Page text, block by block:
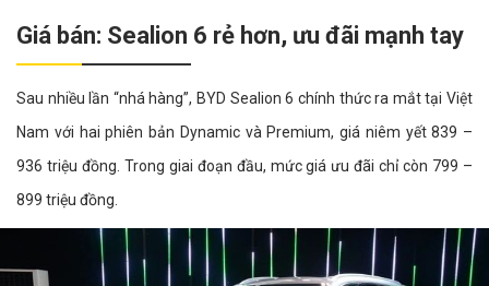
Giá bán: Sealion 6 rẻ hơn, ưu đãi mạnh tay
Sau nhiều lần “nhá hàng”, BYD Sealion 6 chính thức ra mắt tại Việt
Nam với hai phiên bản Dynamic và Premium, giá niêm yết 839 –
936 triệu đồng. Trong giai đoạn đầu, mức giá ưu đãi chỉ còn 799 –
899 triệu đồng.